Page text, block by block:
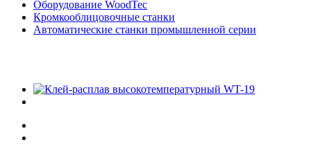
Оборудование WoodTec
Кромкооблицовочные cтанки
Автоматические станки промышленной серии